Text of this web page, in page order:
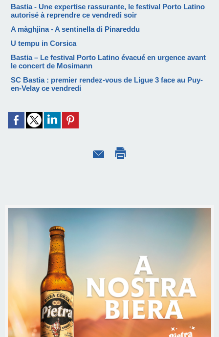
Bastia - Une expertise rassurante, le festival Porto Latino
autorisé à reprendre ce vendredi soir
A màghjina - A sentinella di Pinareddu
U tempu in Corsica
Bastia – Le festival Porto Latino évacué en urgence avant
le concert de Mosimann
SC Bastia : premier rendez-vous de Ligue 3 face au Puy-
en-Velay ce vendredi